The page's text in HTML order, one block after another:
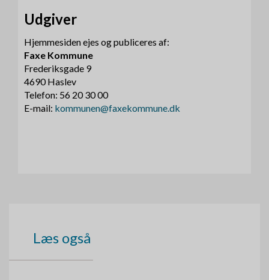
Udgiver
Hjemmesiden ejes og publiceres af:
Faxe Kommune
Frederiksgade 9
4690 Haslev
Telefon: 56 20 30 00
E-mail: kommunen@faxekommune.dk
Læs også